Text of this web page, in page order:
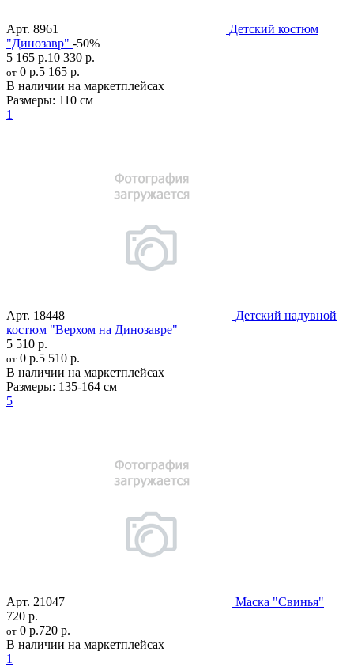
Арт. 8961
Детский костюм
"Динозавр" -50%
5 165 р.10 330 р.
от 0 р.5 165 р.
В наличии на маркетплейсах
Размеры: 110 см
1
Арт. 18448
Детский надувной
костюм "Верхом на Динозавре"
5 510 р.
от 0 р.5 510 р.
В наличии на маркетплейсах
Размеры: 135-164 см
5
Арт. 21047
Маска "Свинья"
720 р.
от 0 р.720 р.
В наличии на маркетплейсах
1